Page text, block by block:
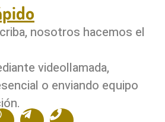
nosotros hacemos el
videollamada,
o enviando equipo